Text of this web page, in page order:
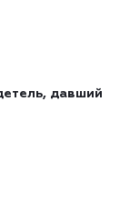
давший